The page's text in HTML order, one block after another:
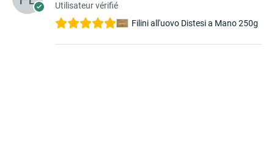
Utilisateur vérifié
Filini all'uovo Distesi a Mano 250g